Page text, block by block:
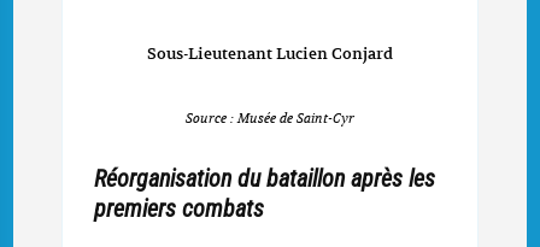
Sous-Lieutenant Lucien Conjard
Source : Musée de Saint-Cyr
Réorganisation du bataillon après les
premiers combats